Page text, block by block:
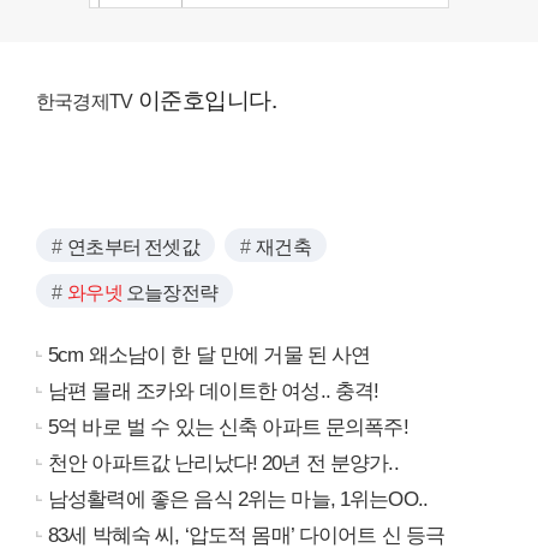
한국경제TV이준호입니다.
연초부터 전셋값 재건축
와우넷 오늘장전략
5cm 왜소남이 한 달 만에 거물 된 사연
남편 몰래 조카와 데이트한 여성.. 충격!
5억 바로 벌 수 있는 신축 아파트 문의폭주!
천안 아파트값 난리났다! 20년 전 분양가..
남성활력에 좋은 음식 2위는 마늘, 1위는OO..
83세 박혜숙 씨, ‘압도적 몸매’ 다이어트 신 등극